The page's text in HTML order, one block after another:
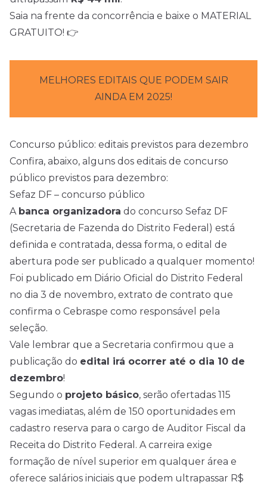
Saia na frente da concorrência e baixe o MATERIAL
GRATUITO! 👉
MELHORES EDITAIS QUE PODEM SAIR
AINDA EM 2025!
Concurso público: editais previstos para dezembro
Confira, abaixo, alguns dos editais de concurso
público previstos para dezembro:
Sefaz DF – concurso público
A banca organizadora do concurso Sefaz DF
(Secretaria de Fazenda do Distrito Federal) está
definida e contratada, dessa forma, o edital de
abertura pode ser publicado a qualquer momento!
Foi publicado em Diário Oficial do Distrito Federal
no dia 3 de novembro, extrato de contrato que
confirma o Cebraspe como responsável pela
seleção.
Vale lembrar que a Secretaria confirmou que a
publicação do edital irá ocorrer até o dia 10 de
dezembro!
Segundo o projeto básico, serão ofertadas 115
vagas imediatas, além de 150 oportunidades em
cadastro reserva para o cargo de Auditor Fiscal da
Receita do Distrito Federal. A carreira exige
formação de nível superior em qualquer área e
oferece salários iniciais que podem ultrapassar R$